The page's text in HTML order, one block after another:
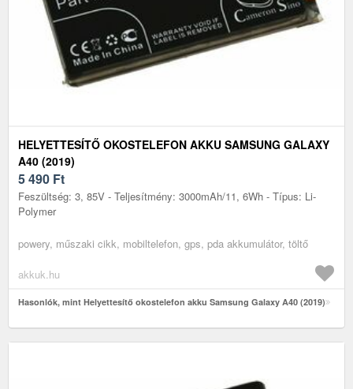
HELYETTESÍTŐ OKOSTELEFON AKKU SAMSUNG GALAXY
A40 (2019)
5 490 Ft
Feszültség: 3, 85V - Teljesítmény: 3000mAh/11, 6Wh - Típus: Li-
Polymer
powery, műszaki cikk, mobiltelefon, gps, pda akkumulátor, töltő
akkuk.hu
Hasonlók, mint Helyettesítő okostelefon akku Samsung Galaxy A40 (2019)